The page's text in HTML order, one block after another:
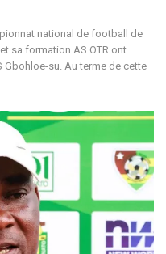
national de football de
sa formation AS OTR ont
Gbohloe-su. Au terme de cette